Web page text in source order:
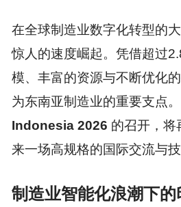
在全球制造业数字化转型的
惊人的速度崛起。凭借超过
模、丰富的资源与不断优化
为东南亚制造业的重要支点。
Indonesia 2026 的召开，将
来一场高规格的国际交流与技
制造业智能化浪潮下的